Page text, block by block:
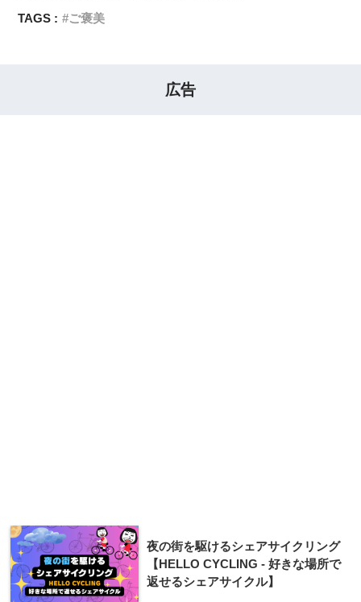
TAGS :
ご褒美
広告
夜の街を駆けるシェアサイクリング
【HELLO CYCLING - 好きな場所で
返せるシェアサイクル】